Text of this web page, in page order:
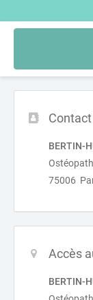
Contact
BERTIN-
75006
Accès
BERTIN-